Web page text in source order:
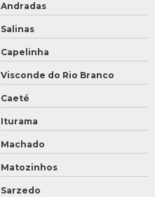
Andradas
Salinas
Capelinha
Visconde do Rio Branco
Caeté
Iturama
Machado
Matozinhos
Sarzedo